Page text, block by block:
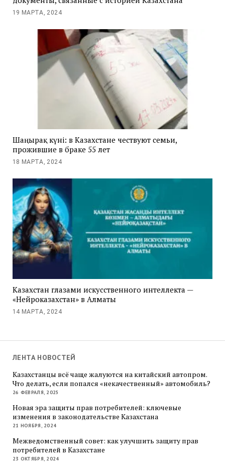
19 МАРТА, 2024
Шаңырақ күні: в Казахстане чествуют семьи,
прожившие в браке 55 лет
18 МАРТА, 2024
Казахстан глазами искусственного интеллекта —
«Нейроказахстан» в Алматы
14 МАРТА, 2024
ЛЕНТА НОВОСТЕЙ
Казахстанцы всё чаще жалуются на китайский автопром.
Что делать, если попался «некачественный» автомобиль?
26 ФЕВРАЛЯ, 2025
Новая эра защиты прав потребителей: ключевые
изменения в законодательстве Казахстана
21 НОЯБРЯ, 2024
Межведомственный совет: как улучшить защиту прав
потребителей в Казахстане
23 ОКТЯБРЯ, 2024